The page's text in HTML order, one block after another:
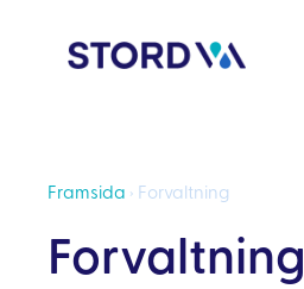
Framsida › Forvaltning
Forvaltning